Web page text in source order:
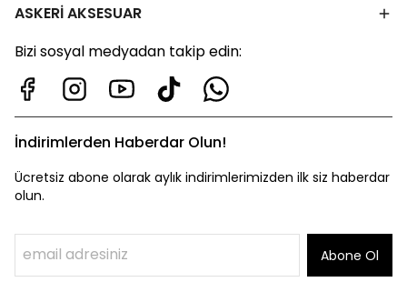
ASKERİ AKSESUAR
Bizi sosyal medyadan takip edin:
İndirimlerden Haberdar Olun!
Ücretsiz abone olarak aylık indirimlerimizden ilk siz haberdar
olun.
Abone Ol